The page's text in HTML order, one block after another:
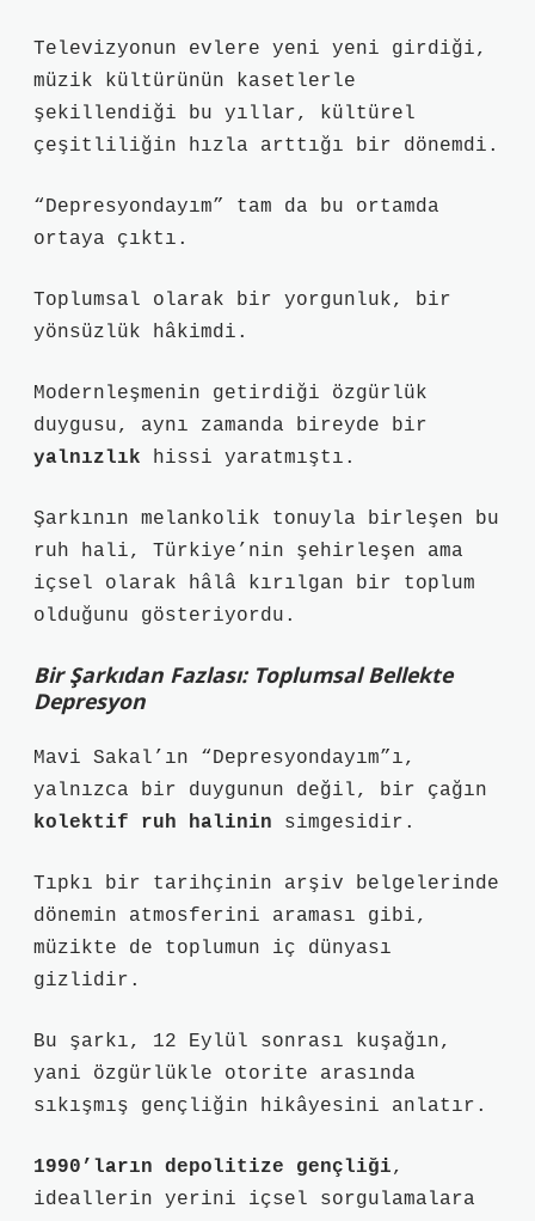
Televizyonun evlere yeni yeni girdiği,
müzik kültürünün kasetlerle
şekillendiği bu yıllar, kültürel
çeşitliliğin hızla arttığı bir dönemdi.
“Depresyondayım” tam da bu ortamda
ortaya çıktı.
Toplumsal olarak bir yorgunluk, bir
yönsüzlük hâkimdi.
Modernleşmenin getirdiği özgürlük
duygusu, aynı zamanda bireyde bir
yalnızlık hissi yaratmıştı.
Şarkının melankolik tonuyla birleşen bu
ruh hali, Türkiye’nin şehirleşen ama
içsel olarak hâlâ kırılgan bir toplum
olduğunu gösteriyordu.
Bir Şarkıdan Fazlası: Toplumsal Bellekte
Depresyon
Mavi Sakal’ın “Depresyondayım”ı,
yalnızca bir duygunun değil, bir çağın
kolektif ruh halinin simgesidir.
Tıpkı bir tarihçinin arşiv belgelerinde
dönemin atmosferini araması gibi,
müzikte de toplumun iç dünyası
gizlidir.
Bu şarkı, 12 Eylül sonrası kuşağın,
yani özgürlükle otorite arasında
sıkışmış gençliğin hikâyesini anlatır.
1990’ların depolitize gençliği,
ideallerin yerini içsel sorgulamalara